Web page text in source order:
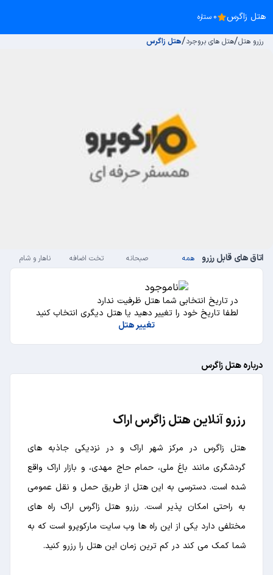
هتل زاگرس 0 ستاره
رزرو هتل/هتل های بروجرد/هتل زاگرس
اتاق های قابل رزرو همه صبحانه تخت اضافه ناهار و شام
در تاریخ انتخابی شما هتل ظرفیت ندارد
لطفا تاریخ خود را تغییر دهید یا هتل دیگری انتخاب کنید
تغییر هتل
درباره هتل زاگرس
رزرو آنلاین هتل زاگرس اراک
هتل زاگرس در مرکز شهر اراک و در نزدیکی جاذبه های
گردشگری مانند باغ ملی، حمام حاج مهدی، و بازار اراک واقع
شده است. دسترسی به این هتل از طریق حمل و نقل عمومی
به راحتی امکان پذیر است. رزرو هتل زاگرس اراک راه های
مختلفی دارد یکی از این راه ها وب سایت مارکوپرو است که به
شما کمک می کند در کم ترین زمان این هتل را رزرو کنید.